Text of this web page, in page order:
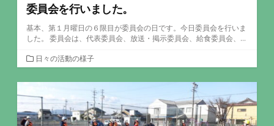
委員会を行いました。
基本、第１月曜日の６限目が委員会の日です。今日委員会を行いま
した。 委員会は、代表委員会、放送・掲示委員会、給食委員会、...
カ
テ
ゴ
日々の活動の様子